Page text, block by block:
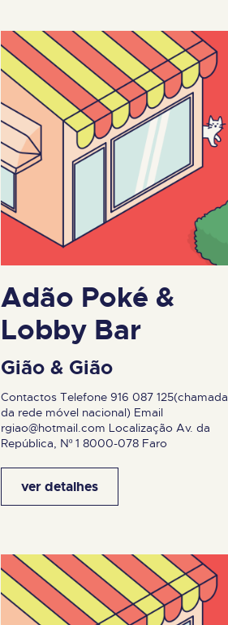
Adão Poké &
Lobby Bar
Gião & Gião
Contactos Telefone 916 087 125(chamada
da rede móvel nacional) Email
rgiao@hotmail.com Localização Av. da
República, Nº 1 8000-078 Faro
ver detalhes